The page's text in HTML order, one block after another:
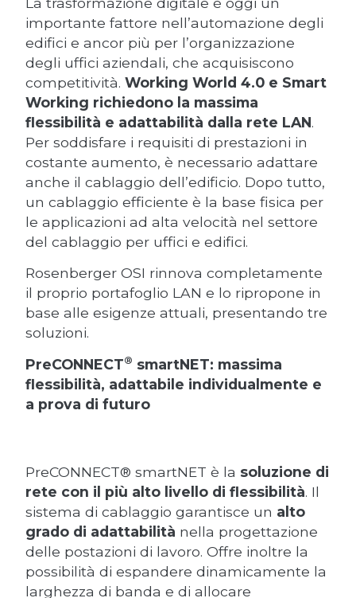
importante fattore nell’automazione degli
edifici e ancor più per l’organizzazione
degli uffici aziendali, che acquisiscono
competitività. Working World 4.0 e Smart
Working richiedono la massima
flessibilità e adattabilità dalla rete LAN.
Per soddisfare i requisiti di prestazioni in
costante aumento, è necessario adattare
anche il cablaggio dell’edificio. Dopo tutto,
un cablaggio efficiente è la base fisica per
le applicazioni ad alta velocità nel settore
del cablaggio per uffici e edifici.
Rosenberger OSI rinnova completamente
il proprio portafoglio LAN e lo ripropone in
base alle esigenze attuali, presentando tre
soluzioni.
PreCONNECT® smartNET: massima
flessibilità, adattabile individualmente e
a prova di futuro
PreCONNECT® smartNET è la soluzione di
rete con il più alto livello di flessibilità. Il
sistema di cablaggio garantisce un alto
grado di adattabilità nella progettazione
delle postazioni di lavoro. Offre inoltre la
possibilità di espandere dinamicamente la
larghezza di banda e di allocare